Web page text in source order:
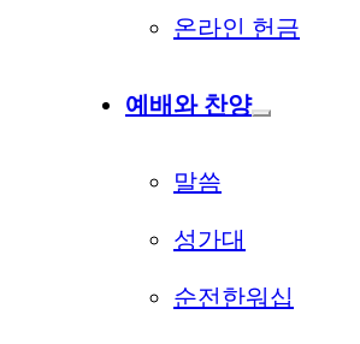
온라인 헌금
예배와 찬양
말씀
성가대
순전한워십